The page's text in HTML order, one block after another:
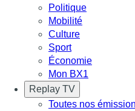
Politique
Mobilité
Culture
Sport
Économie
Mon BX1
Replay TV
Toutes nos